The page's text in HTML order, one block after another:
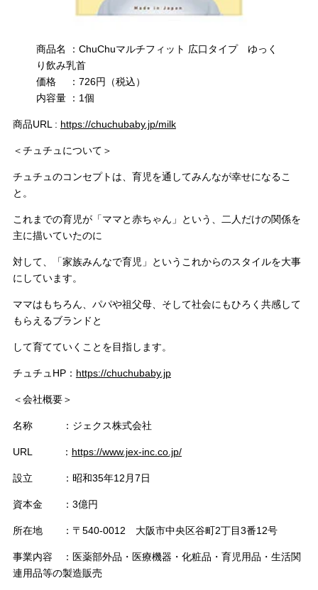
商品名 ：ChuChuマルチフィット 広口タイプ ゆっく
り飲み乳首
価格 ：726円（税込）
内容量 ：1個
商品URL : https://chuchubaby.jp/milk
＜チュチュについて＞
チュチュのコンセプトは、育児を通してみんなが幸せになるこ
と。
これまでの育児が「ママと赤ちゃん」という、二人だけの関係を
主に描いていたのに
対して、「家族みんなで育児」というこれからのスタイルを大事
にしています。
ママはもちろん、パパや祖父母、そして社会にもひろく共感して
もらえるブランドと
して育てていくことを目指します。
チュチュHP： https://chuchubaby.jp
＜会社概要＞
名称 ：ジェクス株式会社
URL ： https://www.jex-inc.co.jp/
設立 ：昭和35年12月7日
資本金 ：3億円
所在地 ：〒540-0012 大阪市中央区谷町2丁目3番12号
事業内容 ：医薬部外品・医療機器・化粧品・育児用品・生活関
連用品等の製造販売